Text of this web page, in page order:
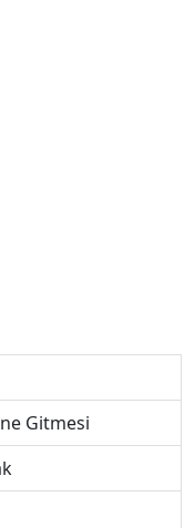
Gitmesi